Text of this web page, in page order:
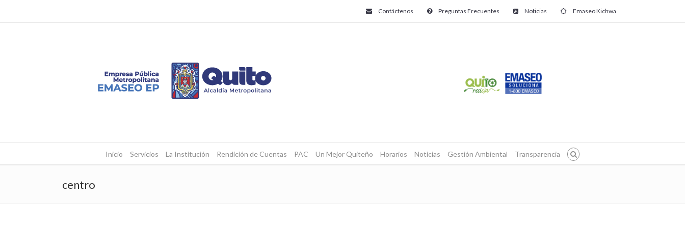
Contáctenos Preguntas Frecuentes Noticias Emaseo Kichwa
Inicio Servicios La Institución Rendición de Cuentas PAC Un Mejor Quiteño Horarios Noticias Gestión Ambiental Transparencia
centro